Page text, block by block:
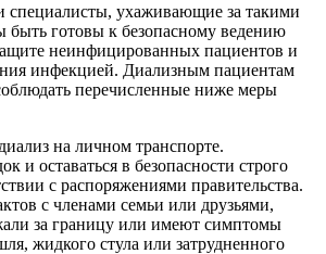
специалисты, ухаживающие за такими
готовы к безопасному ведению
неинфицированных пациентов и
инфекцией. Диализным пациентам
перечисленные ниже меры
на личном транспорте.
и оставаться в безопасности строго
с распоряжениями правительства.
с членами семьи или друзьями,
за границу или имеют симптомы
жидкого стула или затрудненного